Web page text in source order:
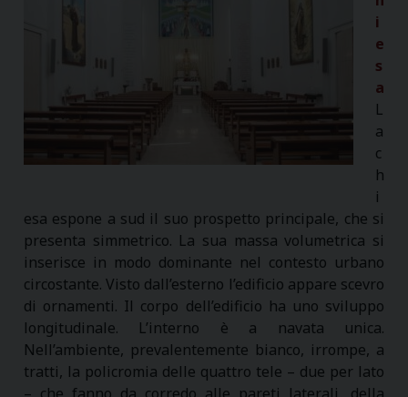
i
e
s
a
L
a
c
h
i
esa espone a sud il suo prospetto principale, che si
presenta simmetrico. La sua massa volumetrica si
inserisce in modo dominante nel contesto urbano
circostante. Visto dall’esterno l’edificio appare scevro
di ornamenti. Il corpo dell’edificio ha uno sviluppo
longitudinale. L’interno è a navata unica.
Nell’ambiente, prevalentemente bianco, irrompe, a
tratti, la policromia delle quattro tele – due per lato